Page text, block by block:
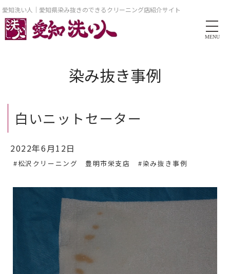
愛知洗い人｜愛知県染み抜きのできるクリーニング店紹介サイト
MENU
染み抜き事例
白いニットセーター
2022年6月12日
#松沢クリーニング 豊明市栄支店 #染み抜き事例